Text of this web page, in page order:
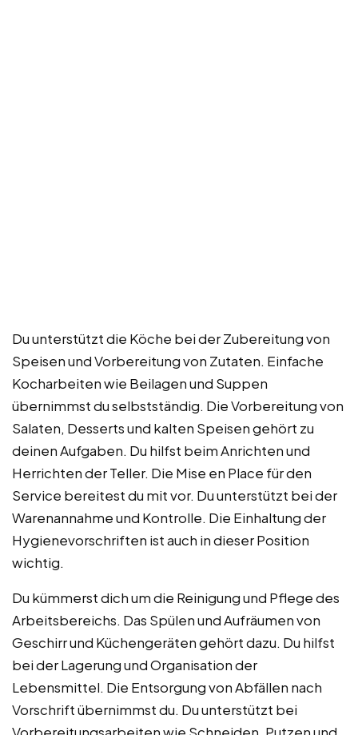
Du unterstützt die Köche bei der Zubereitung von
Speisen und Vorbereitung von Zutaten. Einfache
Kocharbeiten wie Beilagen und Suppen
übernimmst du selbstständig. Die Vorbereitung von
Salaten, Desserts und kalten Speisen gehört zu
deinen Aufgaben. Du hilfst beim Anrichten und
Herrichten der Teller. Die Mise en Place für den
Service bereitest du mit vor. Du unterstützt bei der
Warenannahme und Kontrolle. Die Einhaltung der
Hygienevorschriften ist auch in dieser Position
wichtig.
Du kümmerst dich um die Reinigung und Pflege des
Arbeitsbereichs. Das Spülen und Aufräumen von
Geschirr und Küchengeräten gehört dazu. Du hilfst
bei der Lagerung und Organisation der
Lebensmittel. Die Entsorgung von Abfällen nach
Vorschrift übernimmst du. Du unterstützt bei